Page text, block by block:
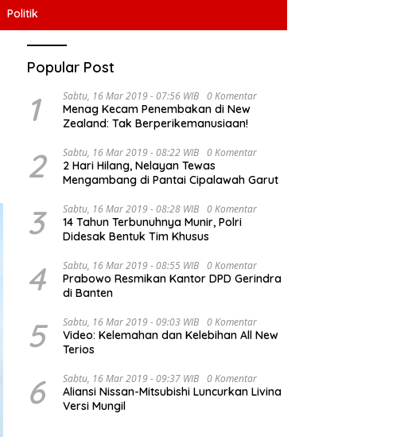
Politik
Popular Post
1 Sabtu, 16 Mar 2019 - 07:56 WIB 0 Komentar
Menag Kecam Penembakan di New
Zealand: Tak Berperikemanusiaan!
2 Sabtu, 16 Mar 2019 - 08:22 WIB 0 Komentar
2 Hari Hilang, Nelayan Tewas
Mengambang di Pantai Cipalawah Garut
3 Sabtu, 16 Mar 2019 - 08:28 WIB 0 Komentar
14 Tahun Terbunuhnya Munir, Polri
Didesak Bentuk Tim Khusus
4 Sabtu, 16 Mar 2019 - 08:55 WIB 0 Komentar
Prabowo Resmikan Kantor DPD Gerindra
di Banten
5 Sabtu, 16 Mar 2019 - 09:03 WIB 0 Komentar
Video: Kelemahan dan Kelebihan All New
Terios
6 Sabtu, 16 Mar 2019 - 09:37 WIB 0 Komentar
Aliansi Nissan-Mitsubishi Luncurkan Livina
Versi Mungil